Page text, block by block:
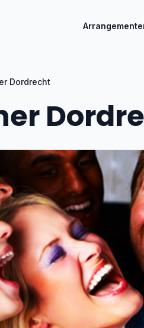
Dordrecht